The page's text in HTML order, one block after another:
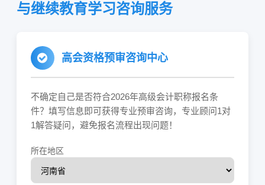
与继续教育学习咨询服务
高会资格预审咨询中心
不确定自己是否符合2026年高级会计职称报名条
件？填写信息即可获得专业预审咨询，专业顾问1对
1解答疑问，避免报名流程出现问题！
所在地区